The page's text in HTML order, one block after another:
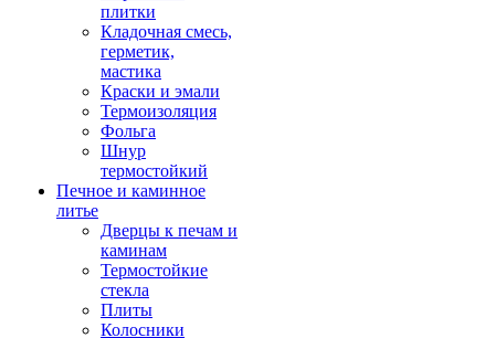
плитки
Кладочная смесь,
герметик,
мастика
Краски и эмали
Термоизоляция
Фольга
Шнур
термостойкий
Печное и каминное
литье
Дверцы к печам и
каминам
Термостойкие
стекла
Плиты
Колосники